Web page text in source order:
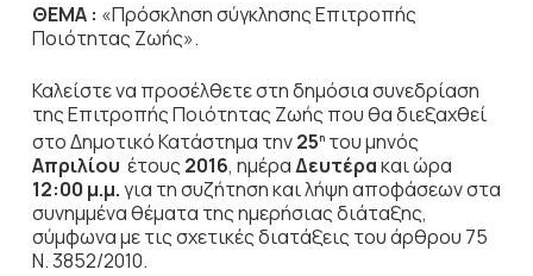
ΘΕΜΑ : «Πρόσκληση σύγκλησης Επιτροπής
Ποιότητας Ζωής».
Καλείστε να προσέλθετε στη δημόσια συνεδρίαση
της Επιτροπής Ποιότητας Ζωής που θα διεξαχθεί
στο Δημοτικό Κατάστημα την25ητου μηνός
Απριλίου έτους 2016, ημέραΔευτέρακαι ώρα
12:00 μ.μ.για τη συζήτησηκαι λήψη αποφάσεων στα
συνημμένα θέματα της ημερήσιας διάταξης,
σύμφωνα με τις σχετικές διατάξεις του άρθρου 75
Ν. 3852/2010.